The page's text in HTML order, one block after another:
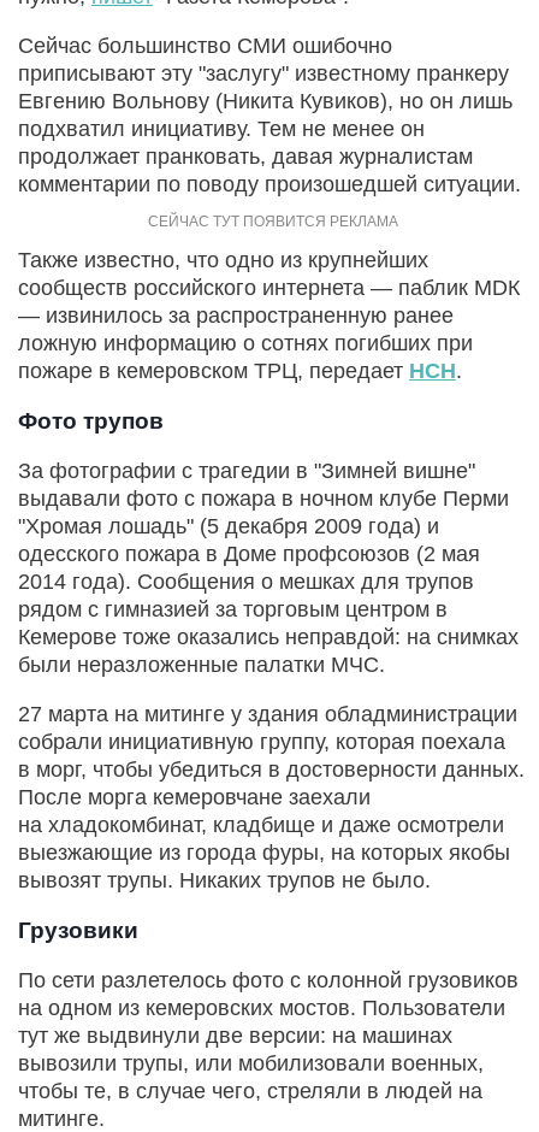
Сейчас большинство СМИ ошибочно
приписывают эту "заслугу" известному пранкеру
Евгению Вольнову (Никита Кувиков), но он лишь
подхватил инициативу. Тем не менее он
продолжает пранковать, давая журналистам
комментарии по поводу произошедшей ситуации.
Также известно, что одно из крупнейших
сообществ российского интернета — паблик МDК
— извинилось за распространенную ранее
ложную информацию о сотнях погибших при
пожаре в кемеровском ТРЦ, передает НСН.
Фото трупов
За фотографии с трагедии в "Зимней вишне"
выдавали фото с пожара в ночном клубе Перми
"Хромая лошадь" (5 декабря 2009 года) и
одесского пожара в Доме профсоюзов (2 мая
2014 года). Сообщения о мешках для трупов
рядом с гимназией за торговым центром в
Кемерове тоже оказались неправдой: на снимках
были неразложенные палатки МЧС.
27 марта на митинге у здания обладминистрации
собрали инициативную группу, которая поехала
в морг, чтобы убедиться в достоверности данных.
После морга кемеровчане заехали
на хладокомбинат, кладбище и даже осмотрели
выезжающие из города фуры, на которых якобы
вывозят трупы. Никаких трупов не было.
Грузовики
По сети разлетелось фото с колонной грузовиков
на одном из кемеровских мостов. Пользователи
тут же выдвинули две версии: на машинах
вывозили трупы, или мобилизовали военных,
чтобы те, в случае чего, стреляли в людей на
митинге.